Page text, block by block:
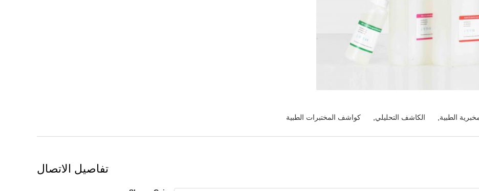
الطبية الكاشف التحليلي كواشف المختبرات الطبية
تفاصيل الاتصال